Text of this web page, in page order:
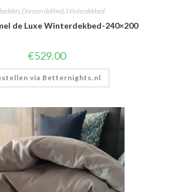
, Donzen dekbed, Winterdekbed
de Luxe Winterdekbed-240×200
€529.00
via Betternights.nl